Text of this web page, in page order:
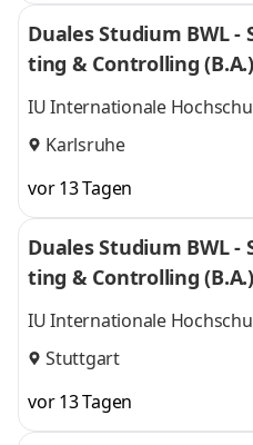
Duales Studium BWL -
ting & Controlling
uell
IU Internationale
Karlsruhe
vor 13 Tagen
Duales Studium BWL -
ting & Controlling
uell
IU Internationale
Stuttgart
vor 13 Tagen